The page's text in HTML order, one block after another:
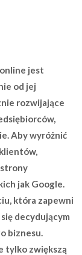
jest
od jej
rozwijające
Aby wyróżnić
jak Google.
która zapewni
decydującym
biznesu.
tylko zwiększą